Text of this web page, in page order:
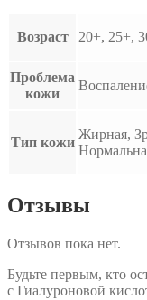
Возраст 20+, 25+,
Проблема
кожи
Тип кожи
Жирная,
Отзывы
Отзывов пока нет.
Будьте первым, кто
с Гиалуроновой